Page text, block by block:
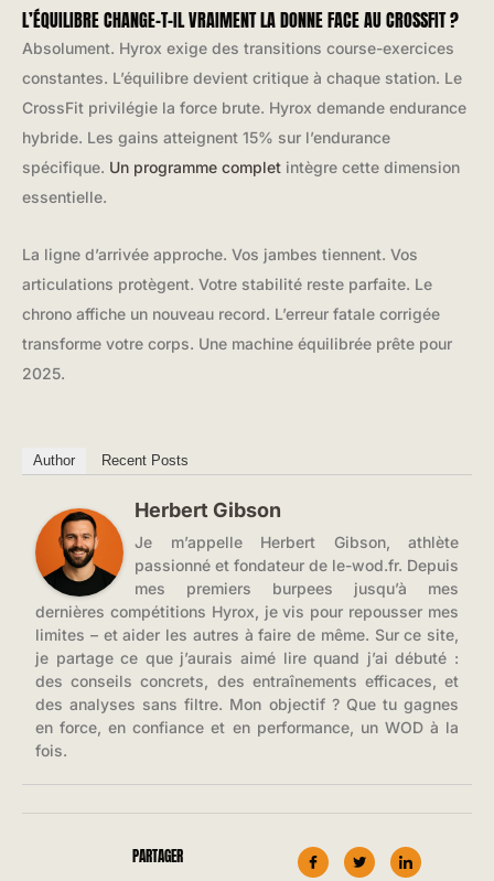
L’ÉQUILIBRE CHANGE-T-IL VRAIMENT LA DONNE FACE AU CROSSFIT ?
Absolument. Hyrox exige des transitions course-exercices
constantes. L’équilibre devient critique à chaque station. Le
CrossFit privilégie la force brute. Hyrox demande endurance
hybride. Les gains atteignent 15% sur l’endurance
spécifique. Un programme complet intègre cette dimension
essentielle.
La ligne d’arrivée approche. Vos jambes tiennent. Vos
articulations protègent. Votre stabilité reste parfaite. Le
chrono affiche un nouveau record. L’erreur fatale corrigée
transforme votre corps. Une machine équilibrée prête pour
2025.
Author Recent Posts
Herbert Gibson
Je m’appelle Herbert Gibson, athlète
passionné et fondateur de le-wod.fr. Depuis
mes premiers burpees jusqu’à mes
dernières compétitions Hyrox, je vis pour repousser mes
limites – et aider les autres à faire de même. Sur ce site,
je partage ce que j’aurais aimé lire quand j’ai débuté :
des conseils concrets, des entraînements efficaces, et
des analyses sans filtre. Mon objectif ? Que tu gagnes
en force, en confiance et en performance, un WOD à la
fois.
PARTAGER